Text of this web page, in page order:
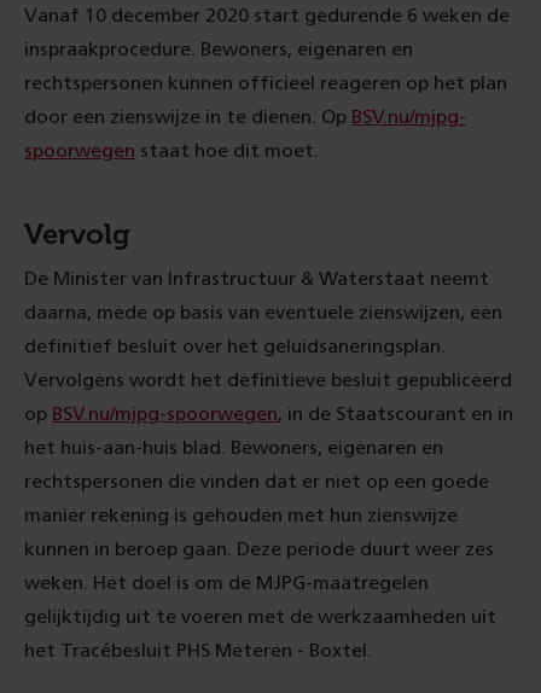
Vanaf 10 december 2020 start gedurende 6 weken de
inspraakprocedure. Bewoners, eigenaren en
rechtspersonen kunnen officieel reageren op het plan
door een zienswijze in te dienen. Op BSV.nu/mjpg-
spoorwegen staat hoe dit moet.
Vervolg
De Minister van Infrastructuur & Waterstaat neemt
daarna, mede op basis van eventuele zienswijzen, een
definitief besluit over het geluidsaneringsplan.
Vervolgens wordt het definitieve besluit gepubliceerd
op BSV.nu/mjpg-spoorwegen, in de Staatscourant en in
het huis-aan-huis blad. Bewoners, eigenaren en
rechtspersonen die vinden dat er niet op een goede
manier rekening is gehouden met hun zienswijze
kunnen in beroep gaan. Deze periode duurt weer zes
weken. Het doel is om de MJPG-maatregelen
gelijktijdig uit te voeren met de werkzaamheden uit
het Tracébesluit PHS Meteren - Boxtel.